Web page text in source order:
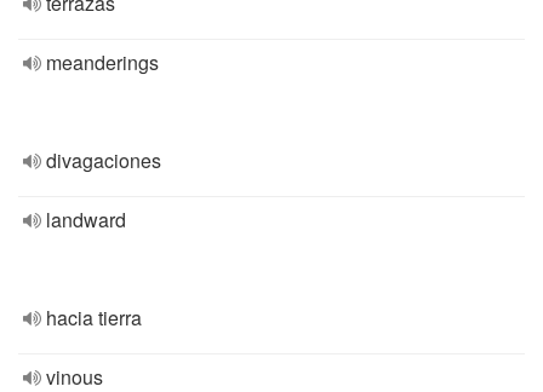
meanderings
divagaciones
landward
hacia tierra
vinous